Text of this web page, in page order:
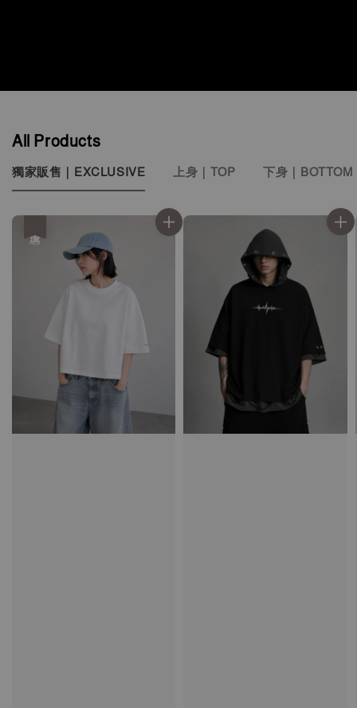
All Products
獨家販售｜EXCLUSIVE 上身｜TOP 下身｜BOTTOM